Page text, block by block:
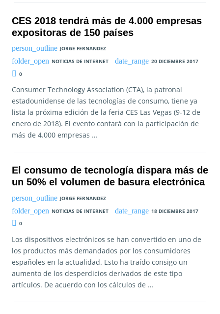
CES 2018 tendrá más de 4.000 empresas
expositoras de 150 países
JORGE FERNANDEZ
NOTICIAS DE INTERNET
20 DICIEMBRE 2017
0
Consumer Technology Association (CTA), la patronal
estadounidense de las tecnologías de consumo, tiene ya
lista la próxima edición de la feria CES Las Vegas (9-12 de
enero de 2018). El evento contará con la participación de
más de 4.000 empresas …
El consumo de tecnología dispara más de
un 50% el volumen de basura electrónica
JORGE FERNANDEZ
NOTICIAS DE INTERNET
18 DICIEMBRE 2017
0
Los dispositivos electrónicos se han convertido en uno de
los productos más demandados por los consumidores
españoles en la actualidad. Esto ha traído consigo un
aumento de los desperdicios derivados de este tipo
artículos. De acuerdo con los cálculos de …